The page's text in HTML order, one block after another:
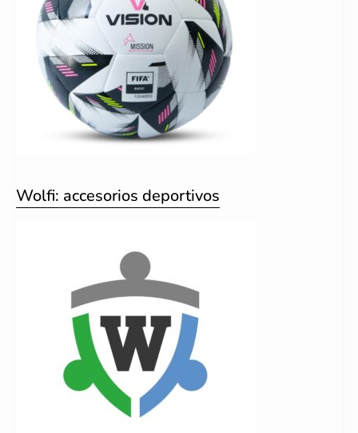
Wolfi: accesorios deportivos